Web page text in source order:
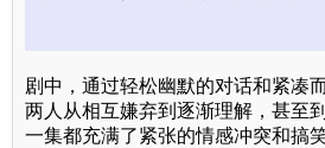
剧中，通过轻松幽默的对话和紧凑
两人从相互嫌弃到逐渐理解，甚至
一集都充满了紧张的情感冲突和搞